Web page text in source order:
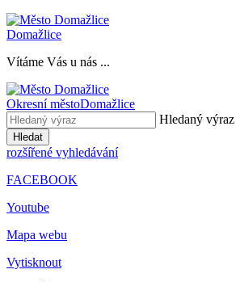
Domažlice
Vítáme Vás u nás ...
Okresní městoDomažlice
Hledaný výraz
Hledat
rozšířené vyhledávání
FACEBOOK
Youtube
Mapa webu
Vytisknout